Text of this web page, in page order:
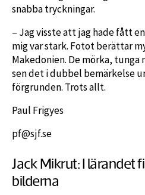
snabba tryckningar.
– Jag visste att jag hade fått
mig var stark. Fotot berättar
Makedonien. De mörka,
sen det i dubbel bemärkelse
förgrunden. Trots allt.
Paul Frigyes
pf@sjf.se
Jack Mikrut: I lärandet
bilderna